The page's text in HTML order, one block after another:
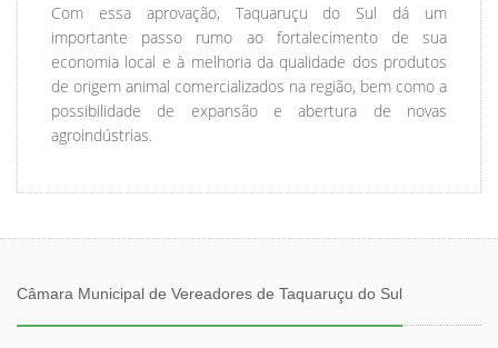
Com essa aprovação, Taquaruçu do Sul dá um
importante passo rumo ao fortalecimento de sua
economia local e à melhoria da qualidade dos produtos
de origem animal comercializados na região, bem como a
possibilidade de expansão e abertura de novas
agroindústrias.
Câmara Municipal de Vereadores de Taquaruçu do Sul